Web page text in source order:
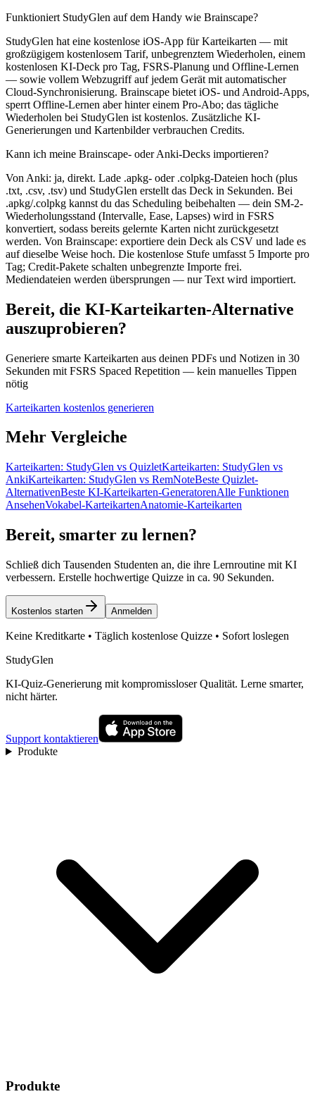
Funktioniert StudyGlen auf dem Handy wie Brainscape?
StudyGlen hat eine kostenlose iOS-App für Karteikarten — mit
großzügigem kostenlosem Tarif, unbegrenztem Wiederholen, einem
kostenlosen KI-Deck pro Tag, FSRS-Planung und Offline-Lernen
— sowie vollem Webzugriff auf jedem Gerät mit automatischer
Cloud-Synchronisierung. Brainscape bietet iOS- und Android-Apps,
sperrt Offline-Lernen aber hinter einem Pro-Abo; das tägliche
Wiederholen bei StudyGlen ist kostenlos. Zusätzliche KI-
Generierungen und Kartenbilder verbrauchen Credits.
Kann ich meine Brainscape- oder Anki-Decks importieren?
Von Anki: ja, direkt. Lade .apkg- oder .colpkg-Dateien hoch (plus
.txt, .csv, .tsv) und StudyGlen erstellt das Deck in Sekunden. Bei
.apkg/.colpkg kannst du das Scheduling beibehalten — dein SM-2-
Wiederholungsstand (Intervalle, Ease, Lapses) wird in FSRS
konvertiert, sodass bereits gelernte Karten nicht zurückgesetzt
werden. Von Brainscape: exportiere dein Deck als CSV und lade es
auf dieselbe Weise hoch. Die kostenlose Stufe umfasst 5 Importe pro
Tag; Credit-Pakete schalten unbegrenzte Importe frei.
Mediendateien werden übersprungen — nur Text wird importiert.
Bereit, die KI-Karteikarten-Alternative
auszuprobieren?
Generiere smarte Karteikarten aus deinen PDFs und Notizen in 30
Sekunden mit FSRS Spaced Repetition — kein manuelles Tippen
nötig
Karteikarten kostenlos generieren
Mehr Vergleiche
Karteikarten: StudyGlen vs QuizletKarteikarten: StudyGlen vs
AnkiKarteikarten: StudyGlen vs RemNoteBeste Quizlet-
AlternativenBeste KI-Karteikarten-GeneratorenAlle Funktionen
AnsehenVokabel-KarteikartenAnatomie-Karteikarten
Bereit, smarter zu lernen?
Schließ dich Tausenden Studenten an, die ihre Lernroutine mit KI
verbessern. Erstelle hochwertige Quizze in ca. 90 Sekunden.
Kostenlos starten Anmelden
Keine Kreditkarte • Täglich kostenlose Quizze • Sofort loslegen
StudyGlen
KI-Quiz-Generierung mit kompromissloser Qualität. Lerne smarter,
nicht härter.
Support kontaktieren
Produkte
Produkte